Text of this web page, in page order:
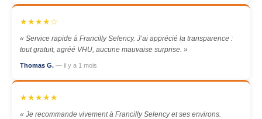
★★★★☆
« Service rapide à Francilly Selency. J’ai apprécié la transparence :
tout gratuit, agréé VHU, aucune mauvaise surprise. »
Thomas G. — il y a 1 mois
★★★★★
« Je recommande vivement à Francilly Selency et ses environs.